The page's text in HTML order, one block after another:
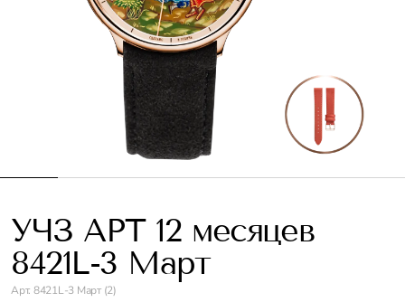
УЧЗ АРТ 12 месяцев
8421L-3 Март
Арт. 8421L-3 Март (2)